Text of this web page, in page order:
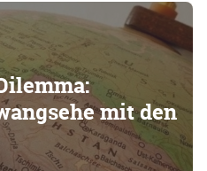
mit den